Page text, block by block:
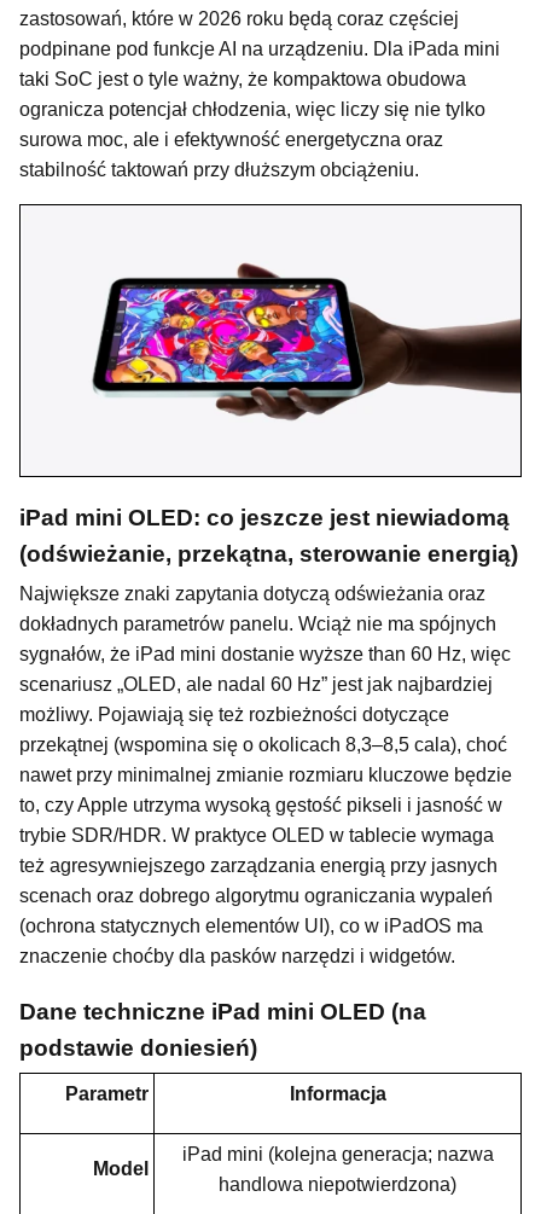
zastosowań, które w 2026 roku będą coraz częściej
podpinane pod funkcje AI na urządzeniu. Dla iPada mini
taki SoC jest o tyle ważny, że kompaktowa obudowa
ogranicza potencjał chłodzenia, więc liczy się nie tylko
surowa moc, ale i efektywność energetyczna oraz
stabilność taktowań przy dłuższym obciążeniu.
iPad mini OLED: co jeszcze jest niewiadomą
(odświeżanie, przekątna, sterowanie energią)
Największe znaki zapytania dotyczą odświeżania oraz
dokładnych parametrów panelu. Wciąż nie ma spójnych
sygnałów, że iPad mini dostanie wyższe than 60 Hz, więc
scenariusz „OLED, ale nadal 60 Hz” jest jak najbardziej
możliwy. Pojawiają się też rozbieżności dotyczące
przekątnej (wspomina się o okolicach 8,3–8,5 cala), choć
nawet przy minimalnej zmianie rozmiaru kluczowe będzie
to, czy Apple utrzyma wysoką gęstość pikseli i jasność w
trybie SDR/HDR. W praktyce OLED w tablecie wymaga
też agresywniejszego zarządzania energią przy jasnych
scenach oraz dobrego algorytmu ograniczania wypaleń
(ochrona statycznych elementów UI), co w iPadOS ma
znaczenie choćby dla pasków narzędzi i widgetów.
Dane techniczne iPad mini OLED (na
podstawie doniesień)
Parametr Informacja
Model
iPad mini (kolejna generacja; nazwa
handlowa niepotwierdzona)